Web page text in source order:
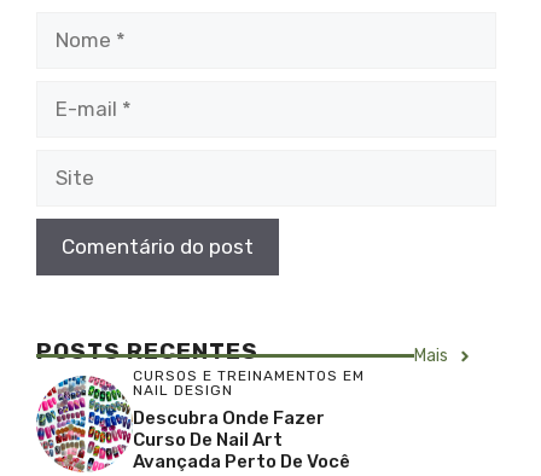
POSTS RECENTES Mais
CURSOS E TREINAMENTOS EM
NAIL DESIGN
Descubra Onde Fazer
Curso De Nail Art
Avançada Perto De Você